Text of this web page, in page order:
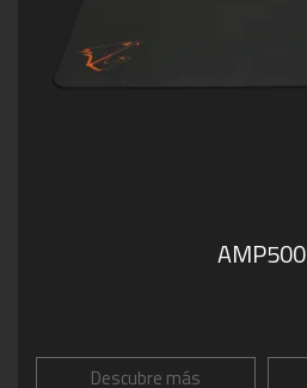
AMP500
Descubre más